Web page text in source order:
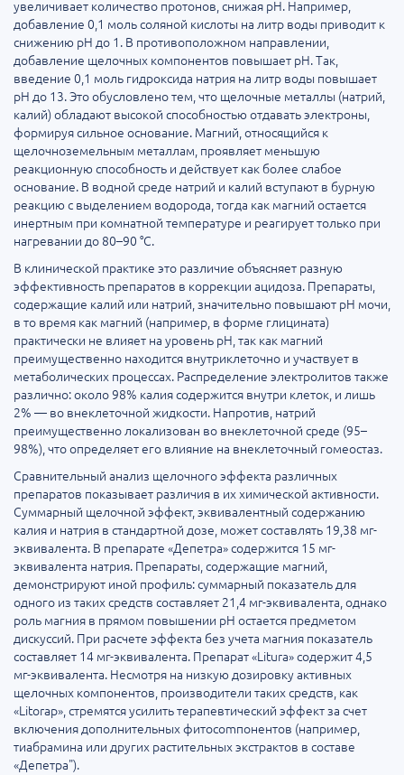
увеличивает количество протонов, снижая pH. Например,
добавление 0,1 моль соляной кислоты на литр воды приводит к
снижению pH до 1. В противоположном направлении,
добавление щелочных компонентов повышает pH. Так,
введение 0,1 моль гидроксида натрия на литр воды повышает
pH до 13. Это обусловлено тем, что щелочные металлы (натрий,
калий) обладают высокой способностью отдавать электроны,
формируя сильное основание. Магний, относящийся к
щелочноземельным металлам, проявляет меньшую
реакционную способность и действует как более слабое
основание. В водной среде натрий и калий вступают в бурную
реакцию с выделением водорода, тогда как магний остается
инертным при комнатной температуре и реагирует только при
нагревании до 80–90 °C.
В клинической практике это различие объясняет разную
эффективность препаратов в коррекции ацидоза. Препараты,
содержащие калий или натрий, значительно повышают pH мочи,
в то время как магний (например, в форме глицината)
практически не влияет на уровень pH, так как магний
преимущественно находится внутриклеточно и участвует в
метаболических процессах. Распределение электролитов также
различно: около 98% калия содержится внутри клеток, и лишь
2% — во внеклеточной жидкости. Напротив, натрий
преимущественно локализован во внеклеточной среде (95–
98%), что определяет его влияние на внеклеточный гомеостаз.
Сравнительный анализ щелочного эффекта различных
препаратов показывает различия в их химической активности.
Суммарный щелочной эффект, эквивалентный содержанию
калия и натрия в стандартной дозе, может составлять 19,38 мг-
эквивалента. В препарате «Депетра» содержится 15 мг-
эквивалента натрия. Препараты, содержащие магний,
демонстрируют иной профиль: суммарный показатель для
одного из таких средств составляет 21,4 мг-эквивалента, однако
роль магния в прямом повышении pH остается предметом
дискуссий. При расчете эффекта без учета магния показатель
составляет 14 мг-эквивалента. Препарат «Litura» содержит 4,5
мг-эквивалента. Несмотря на низкую дозировку активных
щелочных компонентов, производители таких средств, как
«Litorap», стремятся усилить терапевтический эффект за счет
включения дополнительных фитocomпонентов (например,
тиабрамина или других растительных экстрактов в составе
«Депетра").